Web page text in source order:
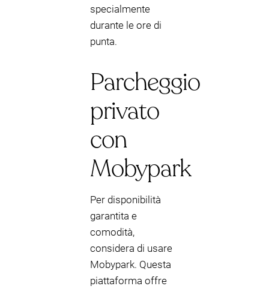
specialmente
durante le ore di
punta.
Parcheggio
privato
con
Mobypark
Per disponibilità
garantita e
comodità,
considera di usare
Mobypark. Questa
piattaforma offre